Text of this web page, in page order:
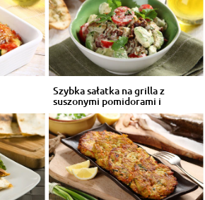
Szybka sałatka na grilla z
suszonymi pomidorami i
awokado